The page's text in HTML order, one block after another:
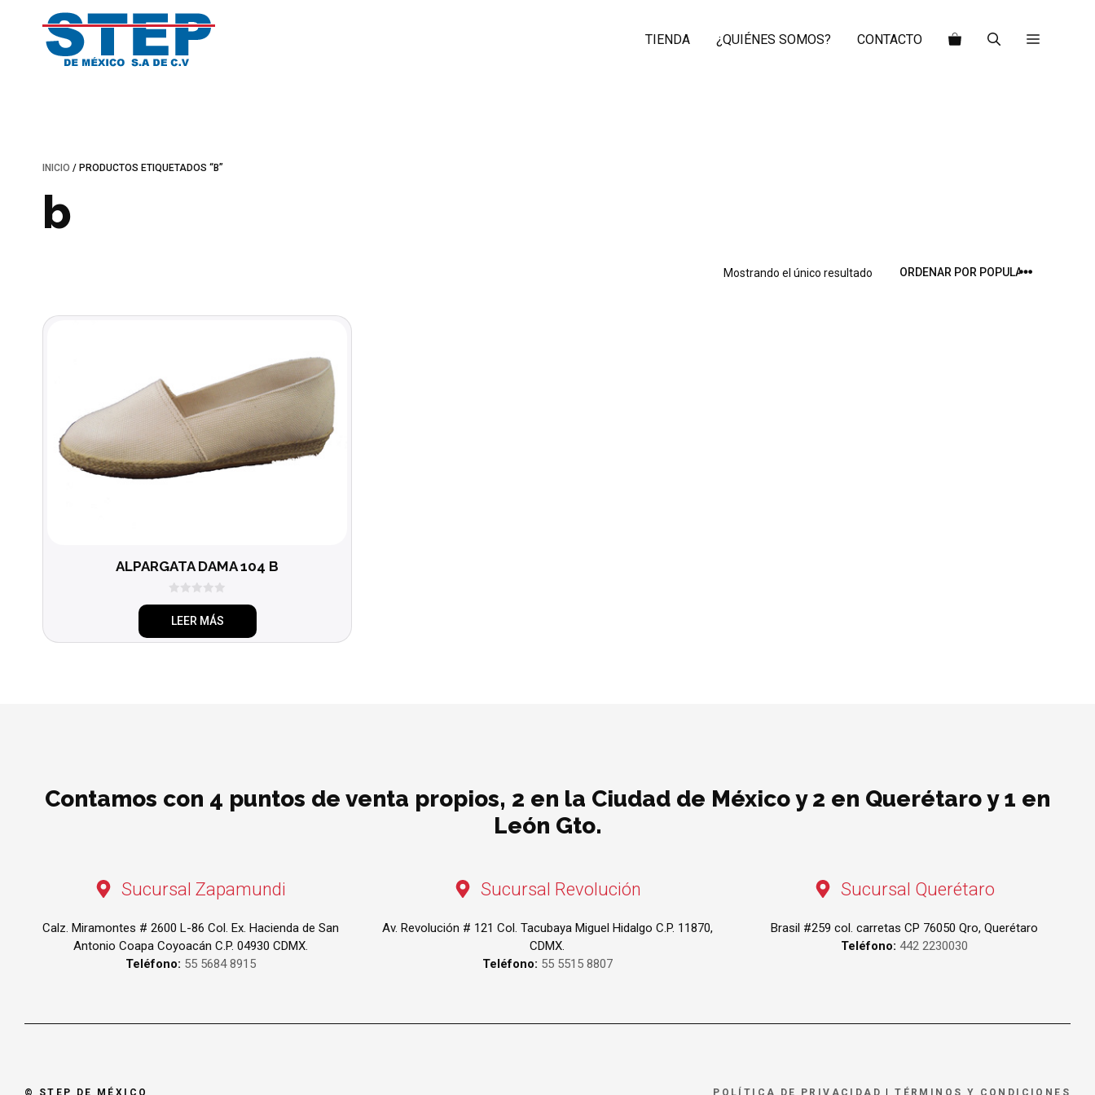
contenido
TIENDA ¿QUIÉNES SOMOS? CONTACTO
INICIO / PRODUCTOS ETIQUETADOS “B”
b
Mostrando el único resultado
ALPARGATA DAMA 104 B
0
eLEER MÁS
Contamos con 4 puntos de venta propios, 2 en la Ciudad de México y 2 en Querétaro y 1 en
León Gto.
Sucursal Zapamundi
Calz. Miramontes # 2600 L-86 Col. Ex. Hacienda de San
Antonio Coapa Coyoacán C.P. 04930 CDMX.
Teléfono: 55 5684 8915
Sucursal Revolución
Av. Revolución # 121 Col. Tacubaya Miguel Hidalgo C.P. 11870,
CDMX.
Teléfono: 55 5515 8807
Sucursal Querétaro
Brasil #259 col. carretas CP 76050 Qro, Querétaro
Teléfono: 442 2230030